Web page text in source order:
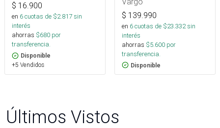
$ 16.900
en 6cuotas de $2.817sin
interés
ahorras $680 por
transferencia.
Disponible
+5 Vendidos
$ 139.990
en 6cuotas de $23.332sin
interés
ahorras $5.600 por
transferencia.
Disponible
Últimos Vistos